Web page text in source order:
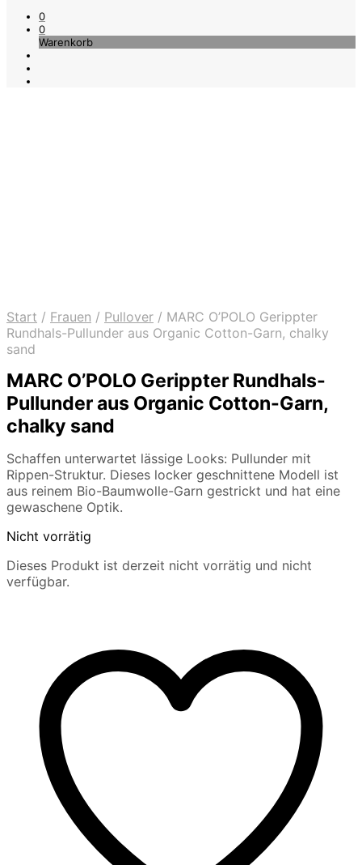
0
0
Warenkorb
Start / Frauen / Pullover / MARC O’POLO Gerippter
Rundhals-Pullunder aus Organic Cotton-Garn, chalky
sand
MARC O’POLO Gerippter Rundhals-
Pullunder aus Organic Cotton-Garn,
chalky sand
Schaffen unterwartet lässige Looks: Pullunder mit
Rippen-Struktur. Dieses locker geschnittene Modell ist
aus reinem Bio-Baumwolle-Garn gestrickt und hat eine
gewaschene Optik.
Nicht vorrätig
Dieses Produkt ist derzeit nicht vorrätig und nicht
verfügbar.